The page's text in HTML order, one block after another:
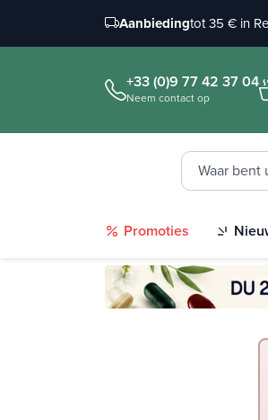
Aanbiedingtot 35 € in
+33 (0)9 77 42 37 04
Neem contact op
Promoties